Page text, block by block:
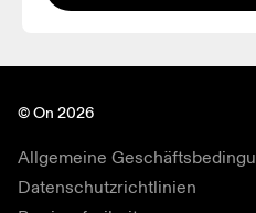
© On 2026
Allgemeine
Datenschutzrichtlinien